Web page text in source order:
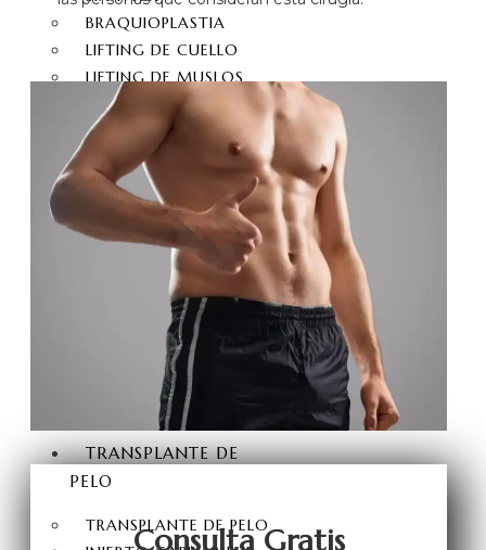
BRAQUIOPLASTIA
LIFTING DE CUELLO
LIFTING DE MUSLOS
LEVANTAMIENTO DE
ESPALDA
LIPOSUCCIÓN VASER HI-
DEF
HIMENOPLASTIA
LABIOPLASTIA
ESTÉTICA A TOPE
BRAZILIAN BUTT LIFT
ESTÉTICA DE GLÚTEOS
INYECCIÓN DE GRASA
EN GLÚTEOS
TRANSPLANTE DE
PELO
TRANSPLANTE DE PELO
Consulta Gratis